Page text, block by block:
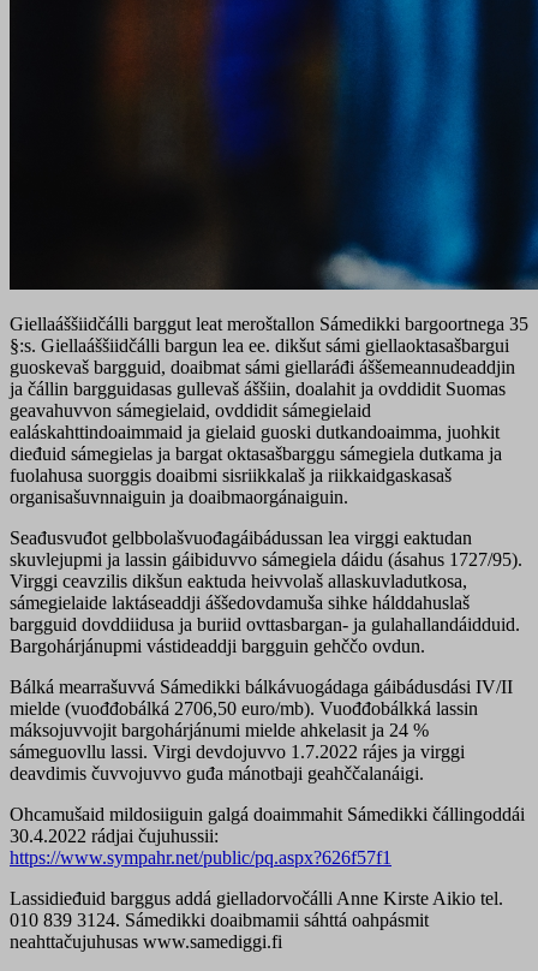
Giellaáššiidčálli barggut leat meroštallon Sámedikki bargoortnega 35
§:s. Giellaáššiidčálli bargun lea ee. dikšut sámi giellaoktasašbargui
guoskevaš bargguid, doaibmat sámi giellaráđi áššemeannudeaddjin
ja čállin bargguidasas gullevaš áššiin, doalahit ja ovddidit Suomas
geavahuvvon sámegielaid, ovddidit sámegielaid
ealáskahttindoaimmaid ja gielaid guoski dutkandoaimma, juohkit
dieđuid sámegielas ja bargat oktasašbarggu sámegiela dutkama ja
fuolahusa suorggis doaibmi sisriikkalaš ja riikkaidgaskasaš
organisašuvnnaiguin ja doaibmaorgánaiguin.
Seađusvuđot gelbbolašvuođagáibádussan lea virggi eaktudan
skuvlejupmi ja lassin gáibiduvvo sámegiela dáidu (ásahus 1727/95).
Virggi ceavzilis dikšun eaktuda heivvolaš allaskuvladutkosa,
sámegielaide laktáseaddji áššedovdamuša sihke hálddahuslaš
bargguid dovddiidusa ja buriid ovttasbargan- ja gulahallandáidduid.
Bargohárjánupmi vástideaddji bargguin gehččo ovdun.
Bálká mearrašuvvá Sámedikki bálkávuogádaga gáibádusdási IV/II
mielde (vuođđobálká 2706,50 euro/mb). Vuođđobálkká lassin
máksojuvvojit bargohárjánumi mielde ahkelasit ja 24 %
sámeguovllu lassi. Virgi devdojuvvo 1.7.2022 rájes ja virggi
deavdimis čuvvojuvvo guđa mánotbaji geahččalanáigi.
Ohcamušaid mildosiiguin galgá doaimmahit Sámedikki čállingoddái
30.4.2022 rádjai čujuhussii:
https://www.sympahr.net/public/pq.aspx?626f57f1
Lassidieđuid barggus addá gielladorvočálli Anne Kirste Aikio tel.
010 839 3124. Sámedikki doaibmamii sáhttá oahpásmit
neahttačujuhusas www.samediggi.fi